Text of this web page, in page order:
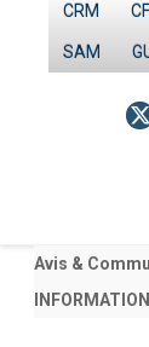
CRM
SAM
Avis &
INFORMATION